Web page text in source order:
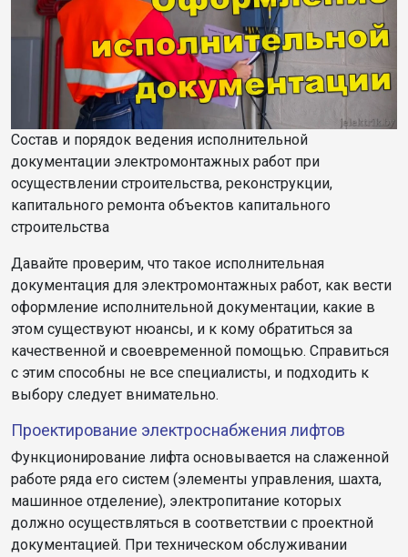
Состав и порядок ведения исполнительной
документации электромонтажных работ при
осуществлении строительства, реконструкции,
капитального ремонта объектов капитального
строительства
Давайте проверим, что такое исполнительная
документация для электромонтажных работ, как вести
оформление исполнительной документации, какие в
этом существуют нюансы, и к кому обратиться за
качественной и своевременной помощью. Справиться
с этим способны не все специалисты, и подходить к
выбору следует внимательно.
Проектирование электроснабжения лифтов
Функционирование лифта основывается на слаженной
работе ряда его систем (элементы управления, шахта,
машинное отделение), электропитание которых
должно осуществляться в соответствии с проектной
документацией. При техническом обслуживании